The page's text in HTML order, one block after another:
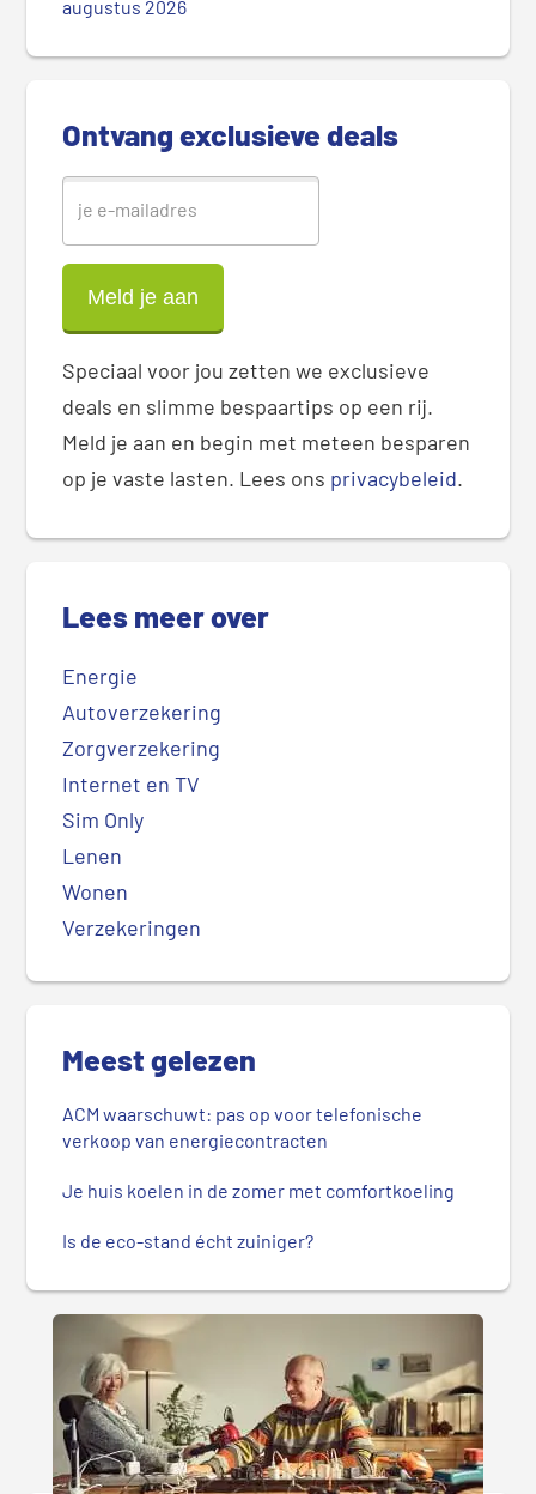
e
augustus 2026
Ontvang exclusieve deals
Speciaal voor jou zetten we exclusieve
deals en slimme bespaartips op een rij.
Meld je aan en begin met meteen besparen
op je vaste lasten. Lees ons privacybeleid.
Lees meer over
Energie
Autoverzekering
Zorgverzekering
Internet en TV
Sim Only
Lenen
Wonen
Verzekeringen
Meest gelezen
ACM waarschuwt: pas op voor telefonische
verkoop van energiecontracten
Je huis koelen in de zomer met comfortkoeling
Is de eco-stand écht zuiniger?